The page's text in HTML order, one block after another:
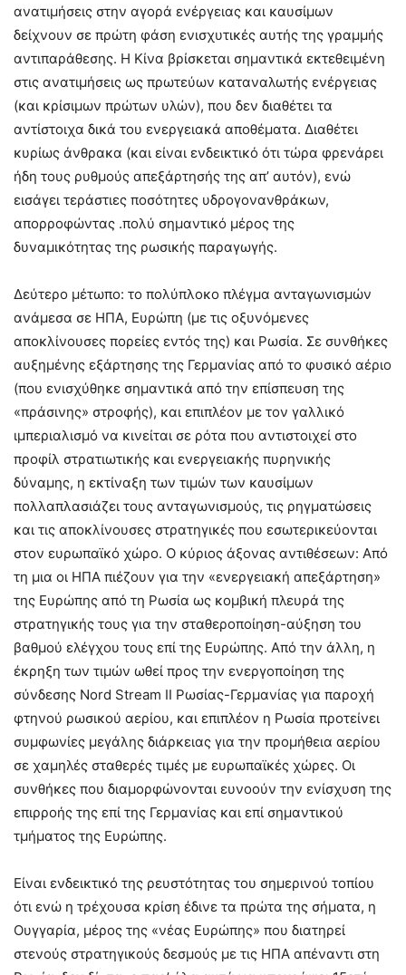
ανατιμήσεις στην αγορά ενέργειας και καυσίμων
δείχνουν σε πρώτη φάση ενισχυτικές αυτής της γραμμής
αντιπαράθεσης. Η Κίνα βρίσκεται σημαντικά εκτεθειμένη
στις ανατιμήσεις ως πρωτεύων καταναλωτής ενέργειας
(και κρίσιμων πρώτων υλών), που δεν διαθέτει τα
αντίστοιχα δικά του ενεργειακά αποθέματα. Διαθέτει
κυρίως άνθρακα (και είναι ενδεικτικό ότι τώρα φρενάρει
ήδη τους ρυθμούς απεξάρτησής της απ’ αυτόν), ενώ
εισάγει τεράστιες ποσότητες υδρογονανθράκων,
απορροφώντας .πολύ σημαντικό μέρος της
δυναμικότητας της ρωσικής παραγωγής.
Δεύτερο μέτωπο: το πολύπλοκο πλέγμα ανταγωνισμών
ανάμεσα σε ΗΠΑ, Ευρώπη (με τις οξυνόμενες
αποκλίνουσες πορείες εντός της) και Ρωσία. Σε συνθήκες
αυξημένης εξάρτησης της Γερμανίας από το φυσικό αέριο
(που ενισχύθηκε σημαντικά από την επίσπευση της
«πράσινης» στροφής), και επιπλέον με τον γαλλικό
ιμπεριαλισμό να κινείται σε ρότα που αντιστοιχεί στο
προφίλ στρατιωτικής και ενεργειακής πυρηνικής
δύναμης, η εκτίναξη των τιμών των καυσίμων
πολλαπλασιάζει τους ανταγωνισμούς, τις ρηγματώσεις
και τις αποκλίνουσες στρατηγικές που εσωτερικεύονται
στον ευρωπαϊκό χώρο. Ο κύριος άξονας αντιθέσεων: Από
τη μια οι ΗΠΑ πιέζουν για την «ενεργειακή απεξάρτηση»
της Ευρώπης από τη Ρωσία ως κομβική πλευρά της
στρατηγικής τους για την σταθεροποίηση-αύξηση του
βαθμού ελέγχου τους επί της Ευρώπης. Από την άλλη, η
έκρηξη των τιμών ωθεί προς την ενεργοποίηση της
σύνδεσης Nord Stream II Ρωσίας-Γερμανίας για παροχή
φτηνού ρωσικού αερίου, και επιπλέον η Ρωσία προτείνει
συμφωνίες μεγάλης διάρκειας για την προμήθεια αερίου
σε χαμηλές σταθερές τιμές με ευρωπαϊκές χώρες. Οι
συνθήκες που διαμορφώνονται ευνοούν την ενίσχυση της
επιρροής της επί της Γερμανίας και επί σημαντικού
τμήματος της Ευρώπης.
Είναι ενδεικτικό της ρευστότητας του σημερινού τοπίου
ότι ενώ η τρέχουσα κρίση έδινε τα πρώτα της σήματα, η
Ουγγαρία, μέρος της «νέας Ευρώπης» που διατηρεί
στενούς στρατηγικούς δεσμούς με τις ΗΠΑ απέναντι στη